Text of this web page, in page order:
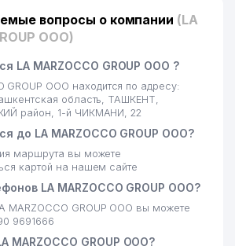
ILMIY MARKAZI
481 м
СП АО
ЧНПП 548 м
ООО 554 м
вопросы о компании (LA
ООО)
LA MARZOСCO GROUP ООО ?
GROUP ООО находится по адресу:
область, ТАШКЕНТ,
район, 1-й ЧИКМАНИ, 22
до LA MARZOСCO GROUP ООО?
маршрута вы можете
картой на нашем сайте
LA MARZOСCO GROUP ООО?
MARZOСCO GROUP ООО вы можете
9691666
MARZOСCO GROUP ООО?